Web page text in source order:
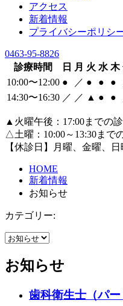
アクセス
新着情報
プライバシーポリシ
0463-95-8826
診療時間
日 月 火 水 木
10:00〜12:00 ● ／ ● ● ●
14:30〜16:30 ／ ／ ▲ ● ●
▲火曜午後：17:00までの
△土曜：10:00～13:30まで
【休診日】月曜、金曜、
HOME
新着情報
お知らせ
カテゴリー:
お知らせ
歯科衛生士（パ